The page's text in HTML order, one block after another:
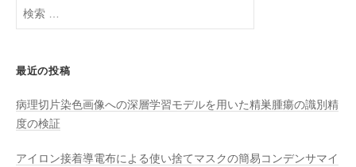
ョ
検
索
最近の投稿
病理切片染色画像への深層学習モデルを用いた精巣腫瘍の識別精
度の検証
アイロン接着導電布による使い捨てマスクの簡易コンデンサマイ